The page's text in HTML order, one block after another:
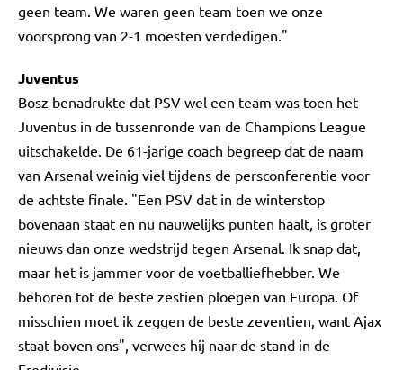
geen team. We waren geen team toen we onze
voorsprong van 2-1 moesten verdedigen."
Juventus
Bosz benadrukte dat PSV wel een team was toen het
Juventus in de tussenronde van de Champions League
uitschakelde. De 61-jarige coach begreep dat de naam
van Arsenal weinig viel tijdens de persconferentie voor
de achtste finale. "Een PSV dat in de winterstop
bovenaan staat en nu nauwelijks punten haalt, is groter
nieuws dan onze wedstrijd tegen Arsenal. Ik snap dat,
maar het is jammer voor de voetballiefhebber. We
behoren tot de beste zestien ploegen van Europa. Of
misschien moet ik zeggen de beste zeventien, want Ajax
staat boven ons", verwees hij naar de stand in de